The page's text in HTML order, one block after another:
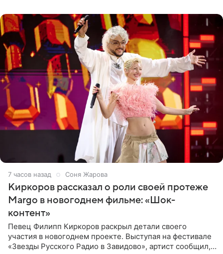
7 часов назад Соня Жарова
Киркоров рассказал о роли своей протеже
Margo в новогоднем фильме: «Шок-
контент»
Певец Филипп Киркоров раскрыл детали своего
участия в новогоднем проекте. Выступая на фестивале
«Звезды Русского Радио в Завидово», артист сообщил,